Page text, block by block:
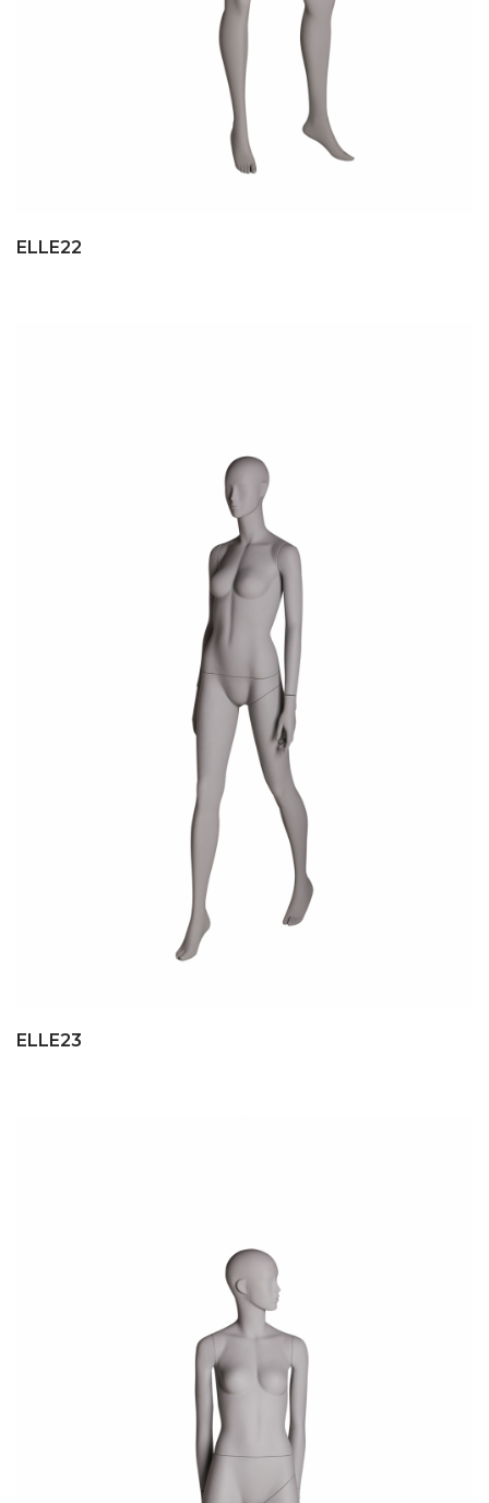
ELLE22
ELLE23